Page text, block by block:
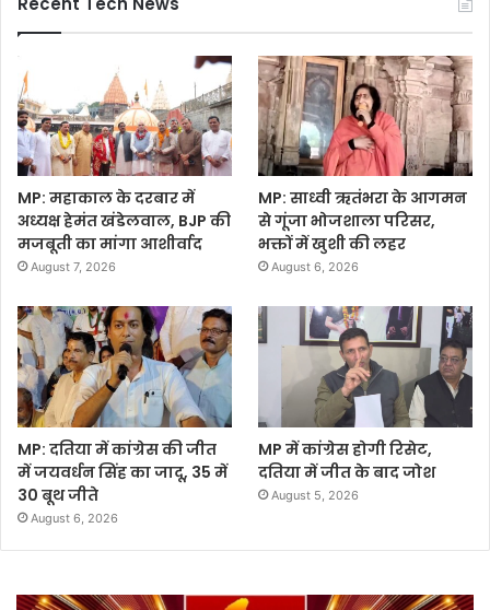
MP: महाकाल के दरबार में
अध्यक्ष हेमंत खंडेलवाल, BJP की
मजबूती का मांगा आशीर्वाद
August 7, 2026
MP: साध्वी ऋतंभरा के आगमन
से गूंजा भोजशाला परिसर,
भक्तों में खुशी की लहर
August 6, 2026
MP: दतिया में कांग्रेस की जीत
में जयवर्धन सिंह का जादू, 35 में
30 बूथ जीते
August 6, 2026
MP में कांग्रेस होगी रिसेट,
दतिया में जीत के बाद जोश
August 5, 2026